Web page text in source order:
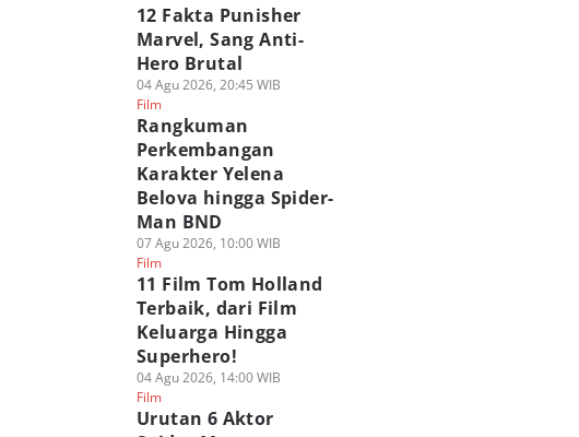
12 Fakta Punisher
Marvel, Sang Anti-
Hero Brutal
04 Agu 2026, 20:45 WIB
Film
Rangkuman
Perkembangan
Karakter Yelena
Belova hingga Spider-
Man BND
07 Agu 2026, 10:00 WIB
Film
11 Film Tom Holland
Terbaik, dari Film
Keluarga Hingga
Superhero!
04 Agu 2026, 14:00 WIB
Film
Urutan 6 Aktor